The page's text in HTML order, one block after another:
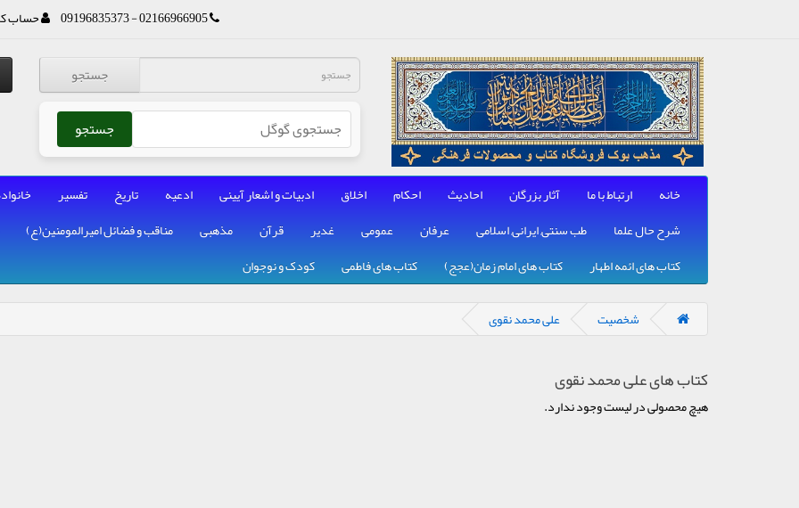
02166966905 - 09196835373 حساب
جستجو
جستجو
خانه ارتباط با ما آثار بزرگان احادیث احکام اخلاق ادبیات و اشعار آیینی ادعیه تاریخ تفسیر
شرح حال علما
طب سنتی, ایرانی, اسلامی عرفان عمومی غدیر قرآن مذهبی مناقب و فضائل امیرالمومنین(ع)
کتاب های ائمه اطهار
کتاب های امام زمان(عجج) کتاب های فاطمی کودک و نوجوان
شخصیت علی محمد نقوی
کتاب های علی محمد نقوی
هیچ محصولی در لیست وجود ندارد.